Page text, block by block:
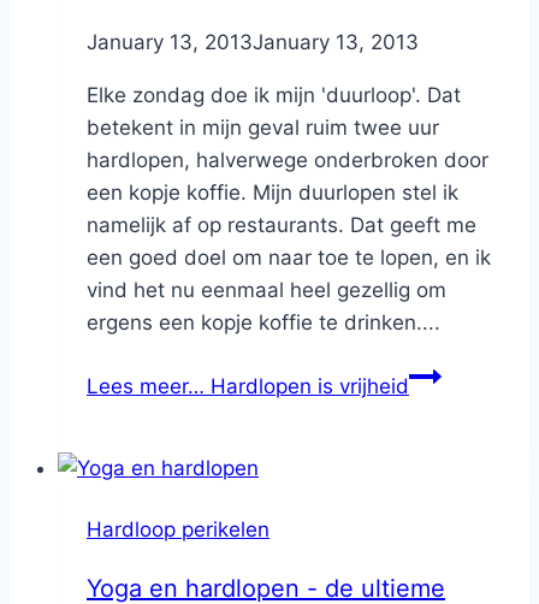
ByNicole
January 13, 2013January 13, 2013
Elke zondag doe ik mijn 'duurloop'. Dat
betekent in mijn geval ruim twee uur
hardlopen, halverwege onderbroken door
een kopje koffie. Mijn duurlopen stel ik
namelijk af op restaurants. Dat geeft me
een goed doel om naar toe te lopen, en ik
vind het nu eenmaal heel gezellig om
ergens een kopje koffie te drinken....
Lees meer… Hardlopen is vrijheid
Hardloop perikelen
Yoga en hardlopen - de ultieme